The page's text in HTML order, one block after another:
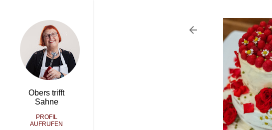
Obers trifft
Sahne
PROFIL
AUFRUFEN